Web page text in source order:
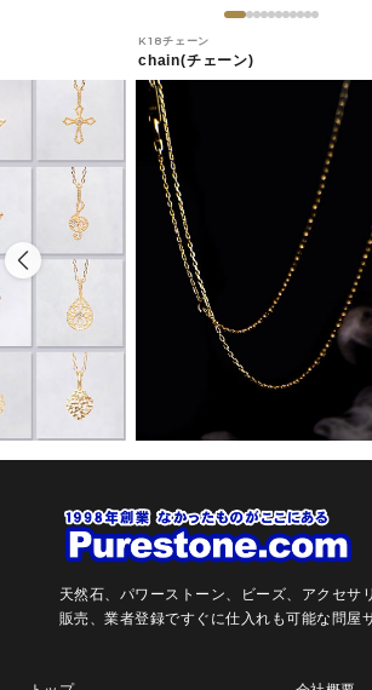
K18チェーン
chain(チェーン)
天然石、パワーストーン、ビーズ、アクセサ
販売、業者登録ですぐに仕入れも可能な問屋